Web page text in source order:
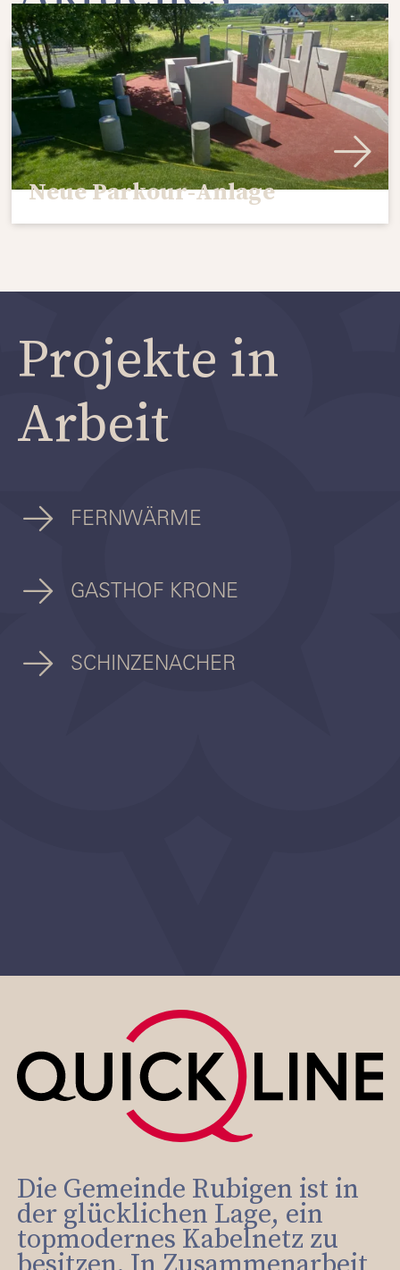
Neue Parkour-Anlage
Projekte in
Arbeit
FERNWÄRME
GASTHOF KRONE
SCHINZENACHER
Die Gemeinde Rubigen ist in
der glücklichen Lage, ein
topmodernes Kabelnetz zu